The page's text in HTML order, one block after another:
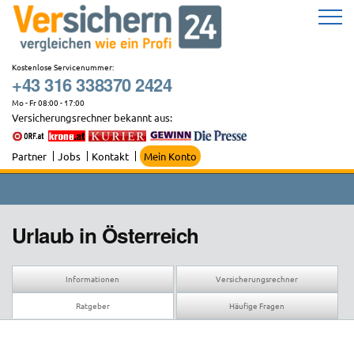
Zum
Inhalt
springen
Kostenlose Servicenummer:
+43 316 338370 2424
Mo - Fr 08:00 - 17:00
Versicherungsrechner bekannt aus:
Partner Jobs Kontakt Mein Konto
Urlaub in Österreich
Informationen Versicherungsrechner
Ratgeber Häufige Fragen